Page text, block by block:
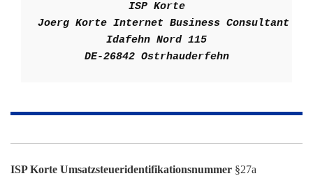
ISP Korte
Joerg Korte Internet Business Consultant
Idafehn Nord 115
DE-26842 Ostrhauderfehn
ISP Korte Umsatzsteueridentifikationsnummer §27a